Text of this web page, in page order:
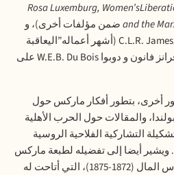
Rosa Luxemburg,
and theضمن مؤلفات أخرى)، و
C.L.R. James(أشهر أعماله”اليعاقبة
فانون و دوبواW.E.B. Du Boisعلى
أخرى، بتطور أفكار ماركس حول
والمقالات حول الحرب الأهلية
التشاركية الفلاحية الروسية
أيضا إلى تفضيله لطبعة ماركس
الفرنسية المُحيَّنة من كتاب رأس المال (1872-1875)، التي أتاحت له